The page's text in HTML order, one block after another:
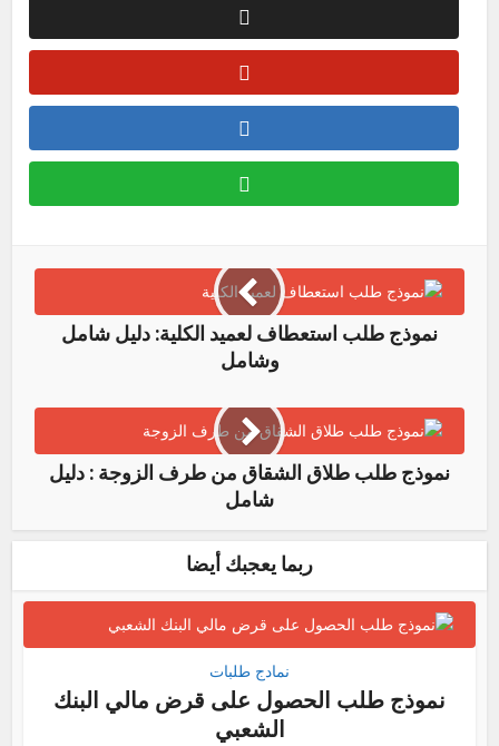
نموذج طلب استعطاف لعميد الكلية: دليل شامل
وشامل
نموذج طلب طلاق الشقاق من طرف الزوجة : دليل
شامل
ربما يعجبك أيضا
نمادج طلبات
نموذج طلب الحصول على قرض مالي البنك
الشعبي